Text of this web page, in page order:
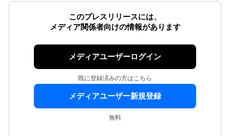
このプレスリリースには、
メディア関係者向けの情報があります
メディアユーザーログイン
既に登録済みの方はこちら
メディアユーザー新規登録
無料